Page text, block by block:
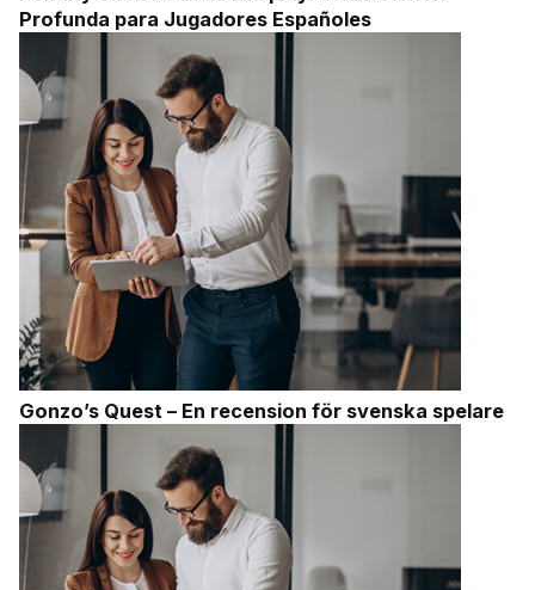
Profunda para Jugadores Españoles
Gonzo’s Quest – En recension för svenska spelare